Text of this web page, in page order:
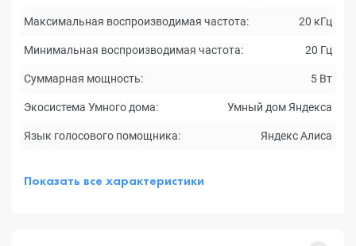
Максимальная воспроизводимая частота: 20 кГц
Минимальная воспроизводимая частота: 20 Гц
Суммарная мощность: 5 Вт
Экосистема Умного дома: Умный дом Яндекса
Язык голосового помощника: Яндекс Алиса
Показать все характеристики